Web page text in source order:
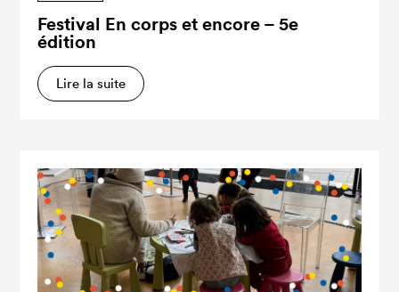
Festival En corps et encore – 5e
édition
Lire la suite